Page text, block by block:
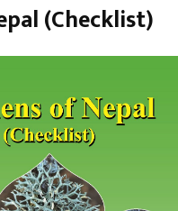
(Checklist)